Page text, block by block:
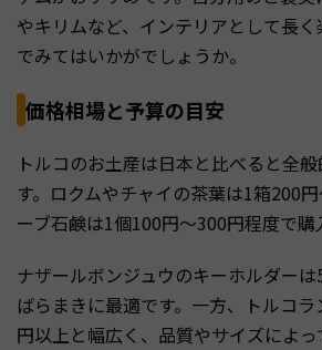
やキリムなど、インテリアとして長
でみてはいかがでしょうか。
価格相場と予算の目安
トルコのお土産は日本と比べると全
す。ロクムやチャイの茶葉は1箱200
ーブ石鹸は1個100円〜300円程度で購
ナザールボンジュウのキーホルダー
ばらまきに最適です。一方、トルコ
円以上と幅広く、品質やサイズによ